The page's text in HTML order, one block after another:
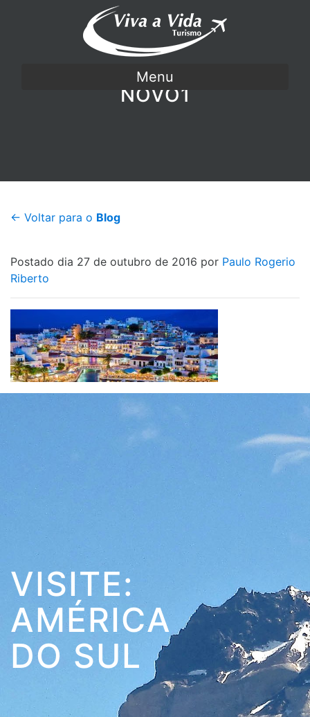
Menu
NOVO1
← Voltar para o Blog
Postado dia 27 de outubro de 2016 por Paulo Rogerio
Riberto
VISITE:
AMÉRICA
DO SUL